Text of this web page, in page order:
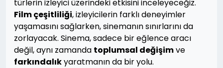
türlerin izleyici üzerindeki etkisini inceleyeceğiz.
Film çeşitliliği, izleyicilerin farklı deneyimler
yaşamasını sağlarken, sinemanın sınırlarını da
zorlayacak. Sinema, sadece bir eğlence aracı
değil, aynı zamanda toplumsal değişimve
farkındalıkyaratmanın da bir yolu.